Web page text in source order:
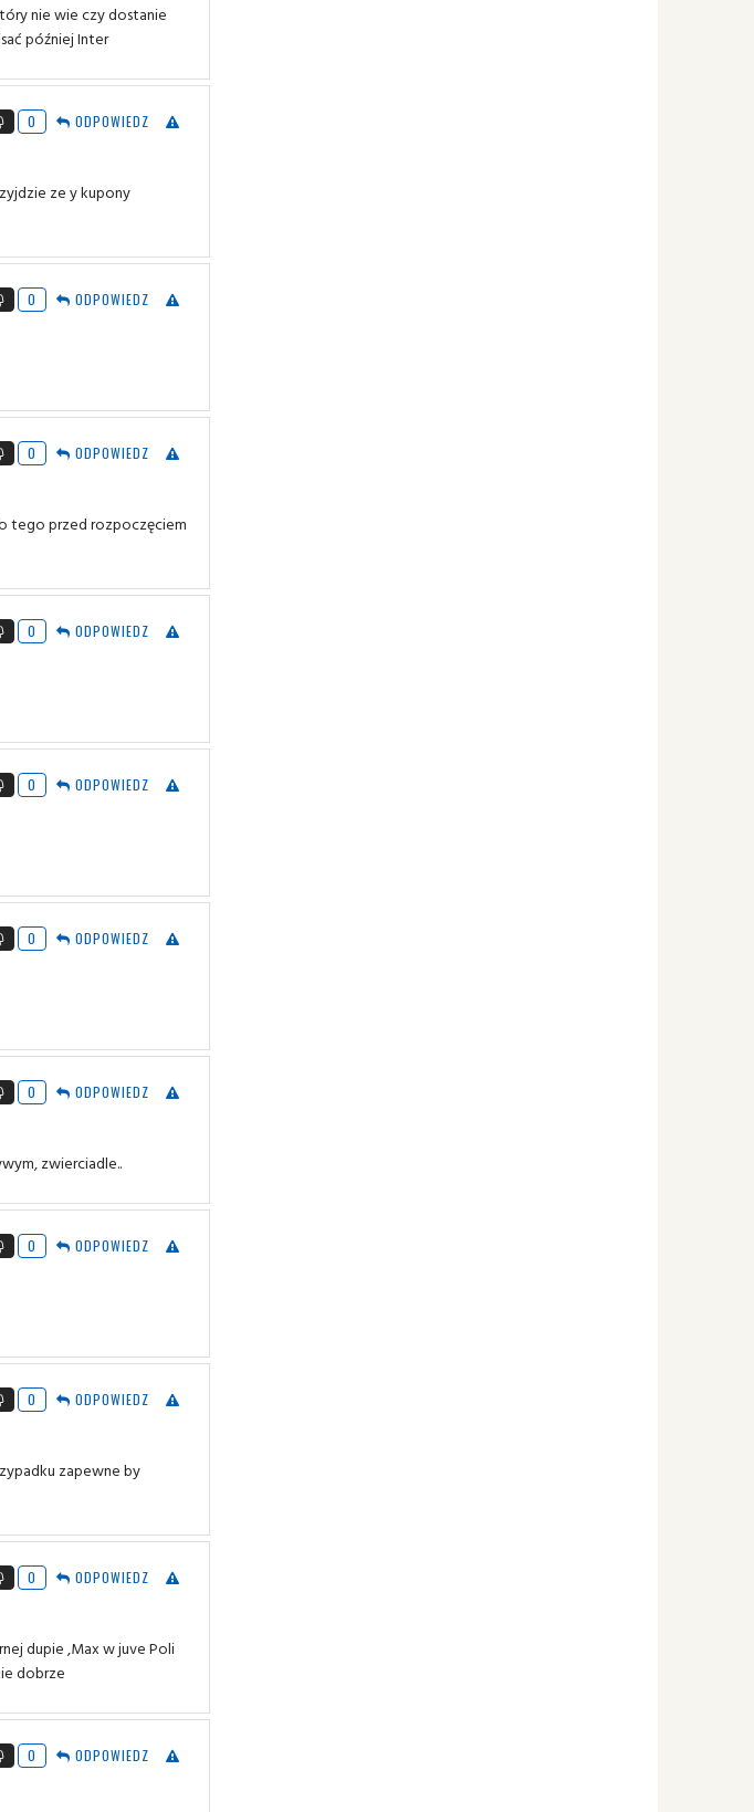
nie wie czy dostanie
później Inter
0 ODPOWIEDZ
ze y kupony
0 ODPOWIEDZ
0 ODPOWIEDZ
tego przed rozpoczęciem
0 ODPOWIEDZ
0 ODPOWIEDZ
0 ODPOWIEDZ
0 ODPOWIEDZ
zwierciadle..
0 ODPOWIEDZ
0 ODPOWIEDZ
zapewne by
0 ODPOWIEDZ
dupie ,Max w juve Poli
dobrze
0 ODPOWIEDZ